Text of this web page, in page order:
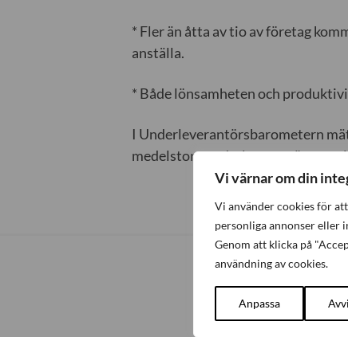
Vi värnar om din
Vi använder cookies för
personliga annonser eller
Genom att klicka på
användning av cookies.
Anpassa
* Fler än åtta av tio av företag
anställa.
* Både lönsamheten och
I Underleverantörsbarometern
medelstora underleverantörerna